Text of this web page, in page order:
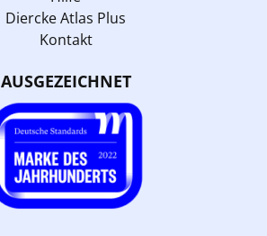
Diercke Atlas Plus
Kontakt
AUSGEZEICHNET